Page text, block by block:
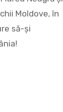
Moldove, în
să-și